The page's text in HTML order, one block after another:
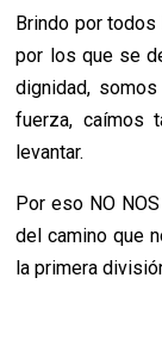
Brindo por
por los que se
dignidad,
fuerza, caímos
levantar.
Por eso NO
del camino que
la primera